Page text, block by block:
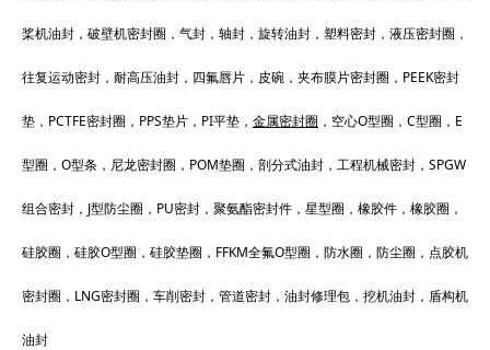
桨机油封，破壁机密封圈，气封，轴封，旋转油封，塑料密封，液压密封圈，
往复运动密封，耐高压油封，四氟唇片，皮碗，夹布膜片密封圈，PEEK密封
垫，PCTFE密封圈，PPS垫片，PI平垫， 金属密封圈 ，空心O型圈，C型圈，E
型圈，O型条，尼龙密封圈，POM垫圈，剖分式油封，工程机械密封，SPGW
组合密封，J型防尘圈，PU密封，聚氨酯密封件，星型圈，橡胶件，橡胶圈，
硅胶圈，硅胶O型圈，硅胶垫圈，FFKM全氟O型圈，防水圈，防尘圈，点胶机
密封圈，LNG密封圈，车削密封，管道密封，油封修理包，挖机油封，盾构机
油封